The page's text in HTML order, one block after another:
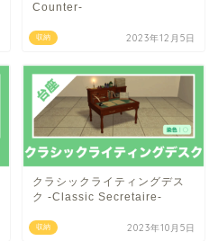
収納
Counter-
2023年12月5日
収納
クラシックライティングデス
ク -Classic Secretaire-
2023年10月5日